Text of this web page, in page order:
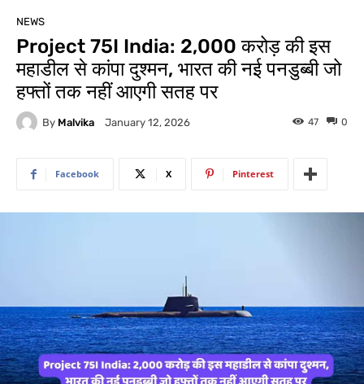
NEWS
Project 75I India: 2,000 करोड़ की इस
महाडील से कांपा दुश्मन, भारत की नई पनडुब्बी जो
हफ्तों तक नहीं आएगी सतह पर
By Malvika January 12, 2026 0
47
Facebook X Pinterest